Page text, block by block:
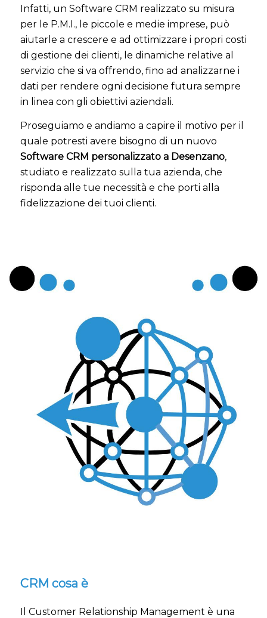
Infatti, un Software CRM realizzato su misura
per le P.M.I., le piccole e medie imprese, può
aiutarle a crescere e ad ottimizzare i propri costi
di gestione dei clienti, le dinamiche relative al
servizio che si va offrendo, fino ad analizzarne i
dati per rendere ogni decisione futura sempre
in linea con gli obiettivi aziendali.
Proseguiamo e andiamo a capire il motivo per il
quale potresti avere bisogno di un nuovo
Software CRM personalizzato a Desenzano,
studiato e realizzato sulla tua azienda, che
risponda alle tue necessità e che porti alla
fidelizzazione dei tuoi clienti.
CRM cosa è
Il Customer Relationship Management è una